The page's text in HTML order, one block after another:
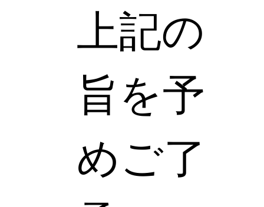
上記の
旨を予
めご了